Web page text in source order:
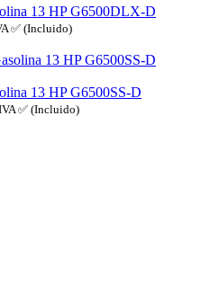
13 HP G6500DLX-D
✅ (Incluido)
13 HP G6500SS-D
✅ (Incluido)